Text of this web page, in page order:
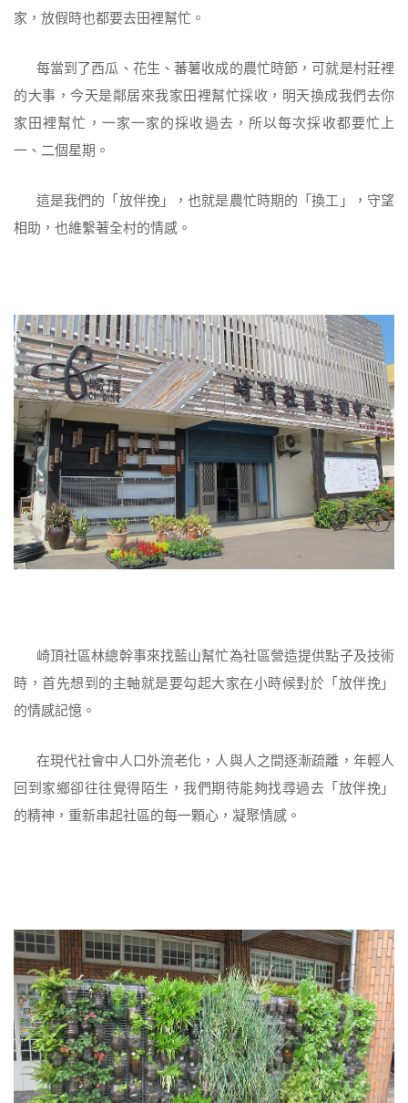
家，放假時也都要去田裡幫忙。
每當到了西瓜、花生、蕃薯收成的農忙時節，可就是村莊裡
的大事，今天是鄰居來我家田裡幫忙採收，明天換成我們去你
家田裡幫忙，一家一家的採收過去，所以每次採收都要忙上
一、二個星期。
這是我們的「放伴挽」，也就是農忙時期的「換工」，守望
相助，也維繫著全村的情感。
崎頂社區林總幹事來找藍山幫忙為社區營造提供點子及技術
時，首先想到的主軸就是要勾起大家在小時候對於「放伴挽」
的情感記憶。
在現代社會中人口外流老化，人與人之間逐漸疏離，年輕人
回到家鄉卻往往覺得陌生，我們期待能夠找尋過去「放伴挽」
的精神，重新串起社區的每一顆心，凝聚情感。